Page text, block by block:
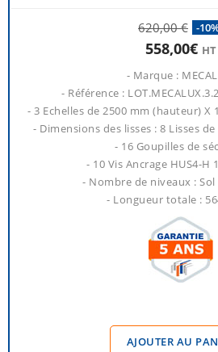
620,00 € -
558,00€ HT
- Marque :
- Référence :
- 3 Echelles de 2500 mm (hauteur)
- Dimensions des lisses : 8 Lisses
- 16 Goupilles de
- 10 Vis Ancrage HUS4-H
- Nombre de niveaux :
- Longueur totale :
AJOUTER AU